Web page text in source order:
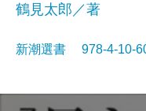
鶴見太郎／著
新潮選書 978-4-10-